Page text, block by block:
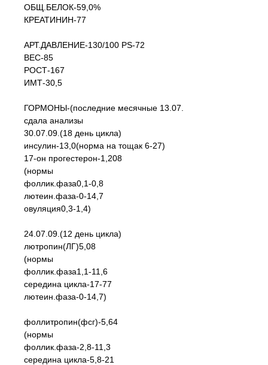
ОБЩ.БЕЛОК-59,0%
КРЕАТИНИН-77
АРТ.ДАВЛЕНИЕ-130/100 PS-72
ВЕС-85
РОСТ-167
ИМТ-30,5
ГОРМОНЫ-(последние месячные 13.07.
сдала анализы
30.07.09.(18 день цикла)
инсулин-13,0(норма на тощак 6-27)
17-он прогестерон-1,208
(нормы
фоллик.фаза0,1-0,8
лютеин.фаза-0-14,7
овуляция0,3-1,4)
24.07.09.(12 день цикла)
лютропин(ЛГ)5,08
(нормы
фоллик.фаза1,1-11,6
середина цикла-17-77
лютеин.фаза-0-14,7)
фоллитропин(фсг)-5,64
(нормы
фоллик.фаза-2,8-11,3
середина цикла-5,8-21